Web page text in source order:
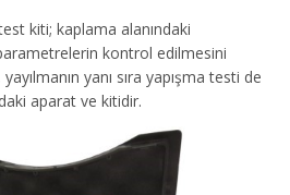
kiti; kaplama alanındaki
kontrol edilmesini
yanı sıra yapışma testi de
aparat ve kitidir.